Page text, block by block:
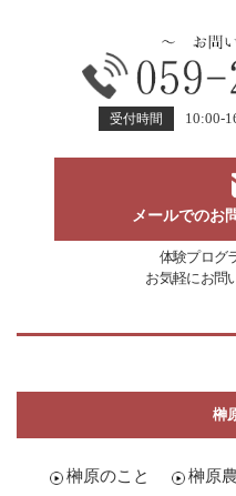
受付時間 10:00-
メールでのお
体験プログ
お気軽にお問
榊
榊原のこと 榊原